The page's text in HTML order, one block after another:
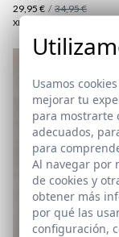
29,95 € / 34,95 €
XL
Usamos
mejorar tu
para mostrarte
adecuados,
para
Al navegar por
de cookies y
obtener más
por qué las
configuración,